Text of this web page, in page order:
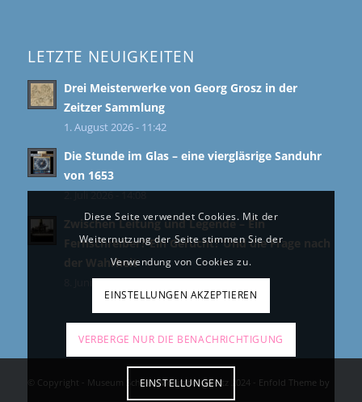
LETZTE NEUIGKEITEN
Drei Meisterwerke von Georg Grosz in der
Zeitzer Sammlung
1. August 2026 - 11:42
Die Stunde im Glas – eine viergläsrige Sanduhr
von 1653
2. Juli 2026 - 14:08
Zwischen Leitung und Legende – Ein
Fernschreiber? Ein Gerücht? Und die Frage nach
der Wahrheit
8. Juni 2026 - 11:39
© Copyright - Museum Schloss Moritzburg Zeitz 2024 - Enfold Theme by
Diese Seite verwendet Cookies. Mit der
Weiternutzung der Seite stimmen Sie der
Verwendung von Cookies zu.
EINSTELLUNGEN AKZEPTIEREN
VERBERGE NUR DIE BENACHRICHTIGUNG
EINSTELLUNGEN